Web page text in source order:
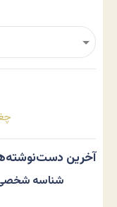
آخرین
شناسه شخصی